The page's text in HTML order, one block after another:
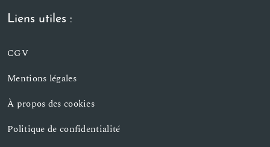
Liens utiles :
CGV
Mentions légales
À propos des cookies
Politique de confidentialité